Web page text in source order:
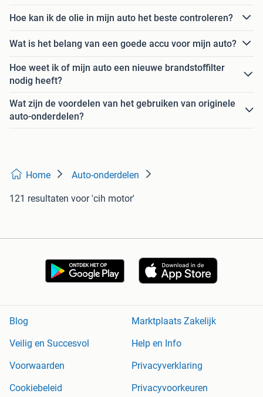
Hoe kan ik de olie in mijn auto het beste controleren?
Wat is het belang van een goede accu voor mijn auto?
Hoe weet ik of mijn auto een nieuwe brandstoffilter
nodig heeft?
Wat zijn de voordelen van het gebruiken van originele
auto-onderdelen?
Home Auto-onderdelen
121 resultaten voor 'cih motor'
Blog
Marktplaats Zakelijk
Veilig en Succesvol
Help en Info
Voorwaarden
Privacyverklaring
Cookiebeleid
Privacyvoorkeuren